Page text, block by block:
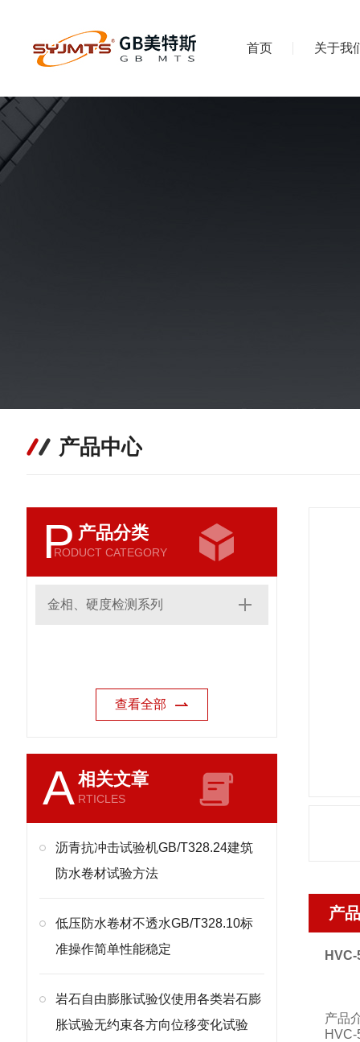
首页 关于我
产品中心
P 产品分类
RODUCT CATEGORY
金相、硬度检测系列
查看全部
A相关文章
RTICLES
沥青抗冲击试验机GB/T328.24建筑
防水卷材试验方法
低压防水卷材不透水GB/T328.10标
准操作简单性能稳定
岩石自由膨胀试验仪使用各类岩石膨
胀试验无约束各方向位移变化试验
产
HVC-
产品
HVC-